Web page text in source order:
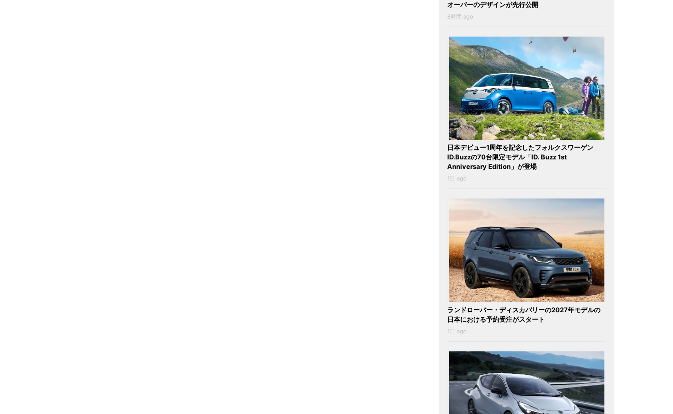
オーバーのデザインが先行公開
8時間 ago
日本デビュー1周年を記念したフォルクスワーゲン
ID.Buzzの70台限定モデル「ID. Buzz 1st
Anniversary Edition」が登場
1日 ago
ランドローバー・ディスカバリーの2027年モデルの
日本における予約受注がスタート
1日 ago